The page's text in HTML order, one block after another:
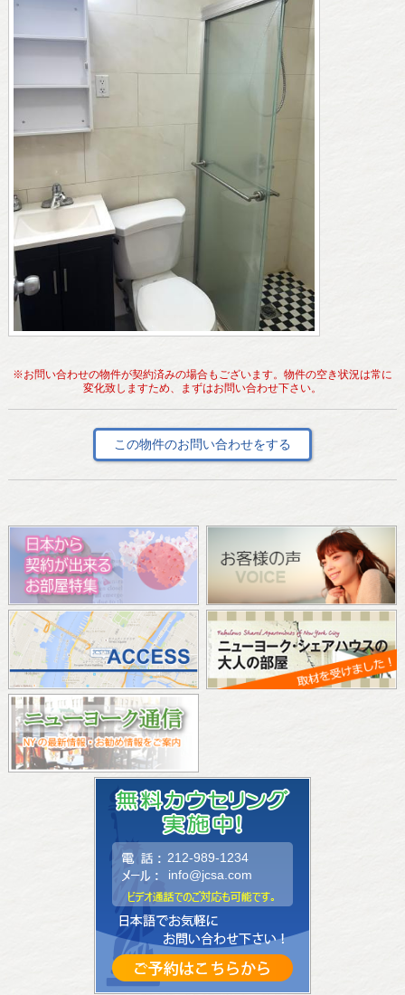
※お問い合わせの物件が契約済みの場合もございます。物件の空き状況は常に
変化致しますため、まずはお問い合わせ下さい。
この物件のお問い合わせをする
212-989-1234
info@jcsa.com